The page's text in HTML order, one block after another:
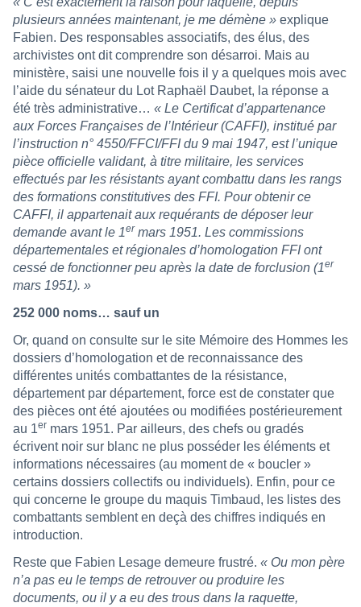
plusieurs années maintenant, je me démène » explique
Fabien. Des responsables associatifs, des élus, des
archivistes ont dit comprendre son désarroi. Mais au
ministère, saisi une nouvelle fois il y a quelques mois avec
l’aide du sénateur du Lot Raphaël Daubet, la réponse a
été très administrative… « Le Certificat d’appartenance
aux Forces Françaises de l’Intérieur (CAFFI), institué par
l’instruction n° 4550/FFCI/FFI du 9 mai 1947, est l’unique
pièce officielle validant, à titre militaire, les services
effectués par les résistants ayant combattu dans les rangs
des formations constitutives des FFI. Pour obtenir ce
CAFFI, il appartenait aux requérants de déposer leur
demande avant le 1er mars 1951. Les commissions
départementales et régionales d’homologation FFI ont
cessé de fonctionner peu après la date de forclusion (1er
mars 1951). »
252 000 noms… sauf un
Or, quand on consulte sur le site Mémoire des Hommes les
dossiers d’homologation et de reconnaissance des
différentes unités combattantes de la résistance,
département par département, force est de constater que
des pièces ont été ajoutées ou modifiées postérieurement
au 1er mars 1951. Par ailleurs, des chefs ou gradés
écrivent noir sur blanc ne plus posséder les éléments et
informations nécessaires (au moment de « boucler »
certains dossiers collectifs ou individuels). Enfin, pour ce
qui concerne le groupe du maquis Timbaud, les listes des
combattants semblent en deçà des chiffres indiqués en
introduction.
Reste que Fabien Lesage demeure frustré. « Ou mon père
n’a pas eu le temps de retrouver ou produire les
documents, ou il y a eu des trous dans la raquette,